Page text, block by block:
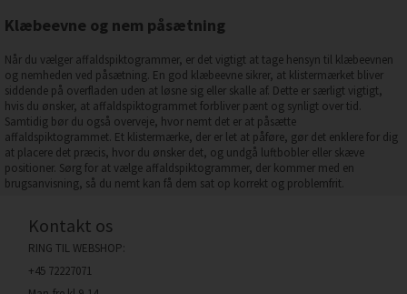
Klæbeevne og nem påsætning
Når du vælger affaldspiktogrammer, er det vigtigt at tage hensyn til klæbeevnen
og nemheden ved påsætning. En god klæbeevne sikrer, at klistermærket bliver
siddende på overfladen uden at løsne sig eller skalle af. Dette er særligt vigtigt,
hvis du ønsker, at affaldspiktogrammet forbliver pænt og synligt over tid.
Samtidig bør du også overveje, hvor nemt det er at påsætte
affaldspiktogrammet. Et klistermærke, der er let at påføre, gør det enklere for dig
at placere det præcis, hvor du ønsker det, og undgå luftbobler eller skæve
positioner. Sørg for at vælge affaldspiktogrammer, der kommer med en
brugsanvisning, så du nemt kan få dem sat op korrekt og problemfrit.
Kontakt os
RING TIL WEBSHOP:
+45 72227071